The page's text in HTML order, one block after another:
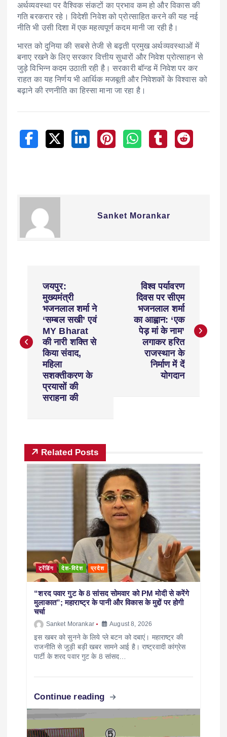
अर्थव्यवस्था पर वैश्विक संकटों का प्रभाव कम हो और विकास की
गति बरकरार रहे। विदेशी निवेश को प्रोत्साहित करने की यह नई
नीति भी उसी दिशा में एक महत्वपूर्ण कदम मानी जा रही है।
भारत को दुनिया की सबसे तेजी से बढ़ती प्रमुख अर्थव्यवस्थाओं में
बनाए रखने के लिए सरकार वित्तीय सुधारों और निवेश प्रोत्साहन से
जुड़े विभिन्न कदम उठाती रही है। सरकारी बॉन्ड में निवेश पर कर
राहत का यह निर्णय भी आर्थिक मजबूती और निवेशकों के विश्वास को
बढ़ाने की रणनीति का हिस्सा माना जा रहा है।
Sanket Morankar
जयपुर:
मुख्यमंत्री
भजनलाल शर्मा ने
‘सम्बल सखी’ एवं
MY Bharat
की नारी शक्ति से
किया संवाद,
महिला
सशक्तीकरण के
प्रयासों की
सराहना की
विश्व पर्यावरण
दिवस पर सीएम
भजनलाल शर्मा
का आह्वान: ‘एक
पेड़ मां के नाम’
लगाकर हरित
राजस्थान के
निर्माण में दें
योगदान
Related Posts
ट्रेंडिंग देश-विदेश प्रदेश
“शरद पवार गुट के 8 सांसद सोमवार को PM मोदी से करेंगे
मुलाकात”; महाराष्ट्र के पानी और विकास के मुद्दों पर होगी
चर्चा
Sanket Morankar August 8, 2026
इस खबर को सुनने के लिये प्ले बटन को दबाएं। महाराष्ट्र की
राजनीति से जुड़ी बड़ी खबर सामने आई है। राष्ट्रवादी कांग्रेस
पार्टी के शरद पवार गुट के 8 सांसद…
Continue reading